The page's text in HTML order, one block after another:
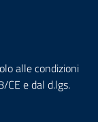
alle condizioni
e dal d.lgs.